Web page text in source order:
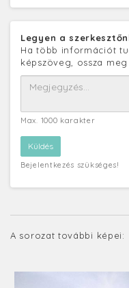
Legyen a
Ha több információt
képszöveg, ossza
Max. 1000 karakter
Bejelentkezés szükséges!
A sorozat további képei: